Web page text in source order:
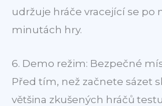
udržuje hráče vracející se po
minutách hry.
6. Demo režim: Bezpečné
Před tím, než začnete sázet
většina zkušených hráčů